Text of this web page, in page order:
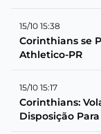
15/10 15:38
Corinthians se
Athletico-PR
15/10 15:17
Corinthians:
Disposição